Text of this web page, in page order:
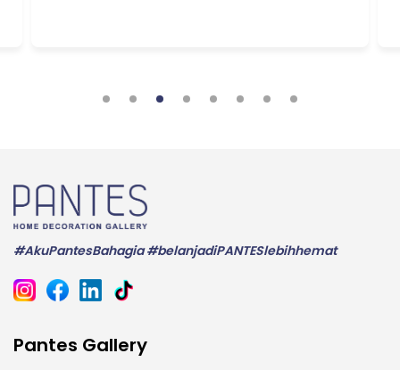
#AkuPantesBahagia #belanjadiPANTESlebihhemat
Pantes Gallery